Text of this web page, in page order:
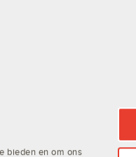
bieden en om ons